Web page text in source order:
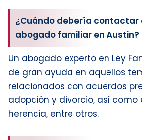
Modificaciones y
Manutención de los
Visitas y tutela.
¿Cuándo debería contactar
abogado familiar en Austin?
Un abogado experto en Ley
de gran ayuda en aquellos
relacionados con acuerdos
adopción y divorcio, así como
herencia, entre otros.